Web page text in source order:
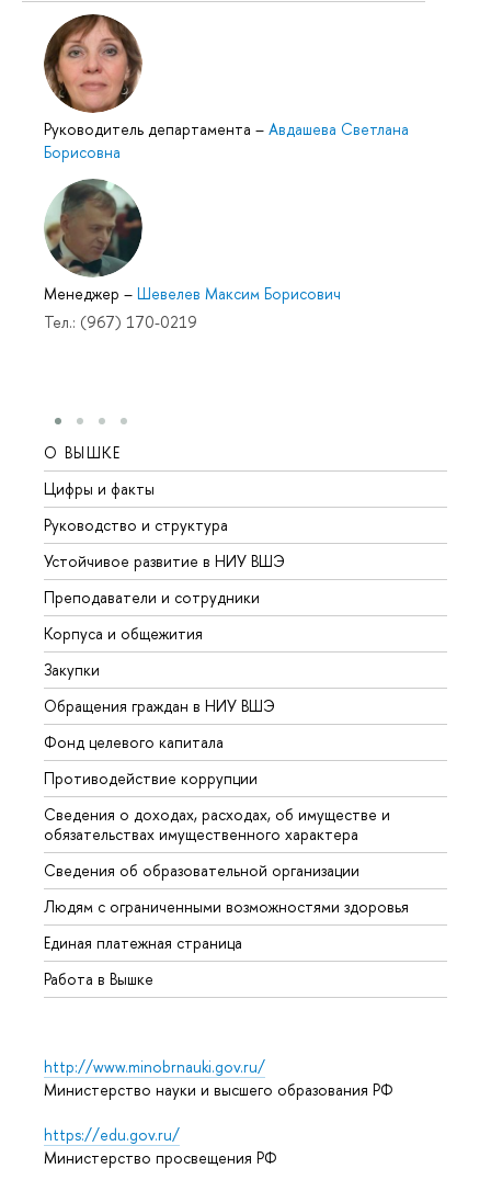
Руководитель департамента – Авдашева Светлана
Борисовна
Менеджер – Шевелев Максим Борисович
Тел.: (967) 170-0219
О ВЫШКЕ
Цифры и факты
Руководство и структура
Устойчивое развитие в НИУ ВШЭ
Преподаватели и сотрудники
Корпуса и общежития
Закупки
Обращения граждан в НИУ ВШЭ
Фонд целевого капитала
Противодействие коррупции
Сведения о доходах, расходах, об имуществе и
обязательствах имущественного характера
Сведения об образовательной организации
Людям с ограниченными возможностями здоровья
Единая платежная страница
Работа в Вышке
http://www.minobrnauki.gov.ru/
Министерство науки и высшего образования РФ
https://edu.gov.ru/
Министерство просвещения РФ